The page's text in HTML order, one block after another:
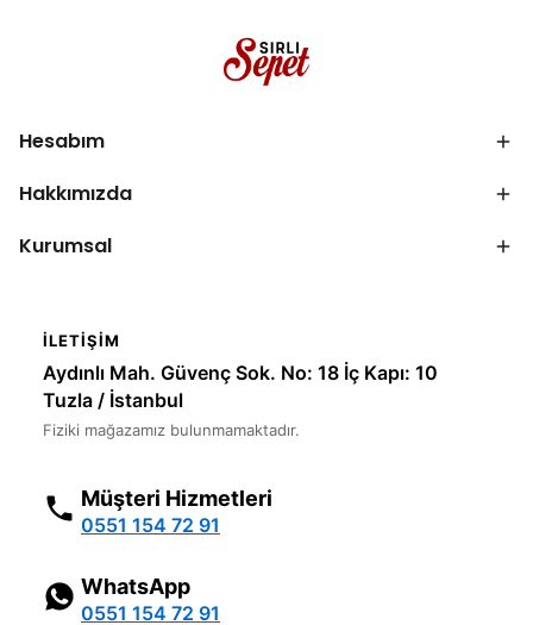
Hesabım
Hakkımızda
Kurumsal
İLETIŞIM
Aydınlı Mah. Güvenç Sok. No: 18 İç Kapı: 10
Tuzla / İstanbul
Fiziki mağazamız bulunmamaktadır.
Müşteri Hizmetleri
0551 154 72 91
WhatsApp
0551 154 72 91